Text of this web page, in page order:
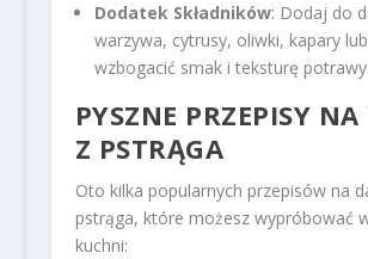
Dodatek Składników: Dodaj do
warzywa, cytrusy, oliwki, kapary
wzbogacić smak i teksturę potrawy.
PYSZNE PRZEPISY
Z PSTRĄGA
Oto kilka popularnych przepisów na
pstrąga, które możesz wypróbować
kuchni: